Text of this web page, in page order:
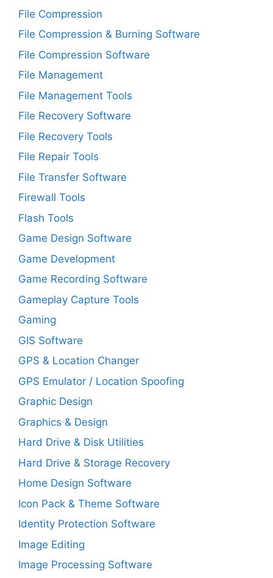
File Compression
File Compression & Burning Software
File Compression Software
File Management
File Management Tools
File Recovery Software
File Recovery Tools
File Repair Tools
File Transfer Software
Firewall Tools
Flash Tools
Game Design Software
Game Development
Game Recording Software
Gameplay Capture Tools
Gaming
GIS Software
GPS & Location Changer
GPS Emulator / Location Spoofing
Graphic Design
Graphics & Design
Hard Drive & Disk Utilities
Hard Drive & Storage Recovery
Home Design Software
Icon Pack & Theme Software
Identity Protection Software
Image Editing
Image Processing Software